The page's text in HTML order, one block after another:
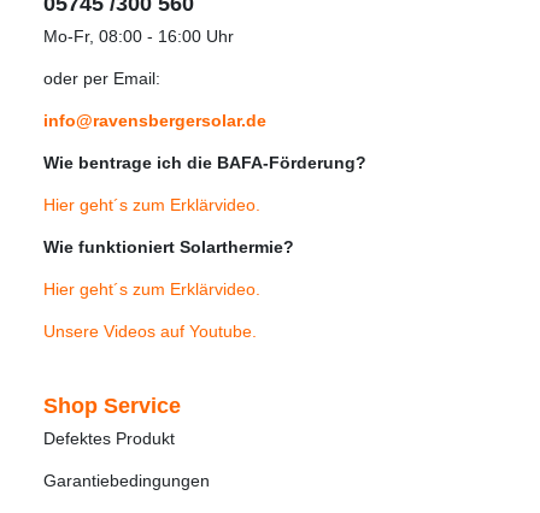
Mo-Fr, 08:00 - 16:00 Uhr
oder per Email:
info@ravensbergersolar.de
Wie bentrage ich die BAFA-Förderung?
Hier geht´s zum Erklärvideo
Wie funktioniert Solarthermie?
Hier geht´s zum Erklärvideo
Unsere Videos auf Youtube
Shop Service
Defektes Produkt
Garantiebedingungen